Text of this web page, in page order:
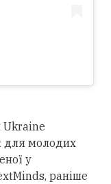
Ukraine
для молодих
у
раніше